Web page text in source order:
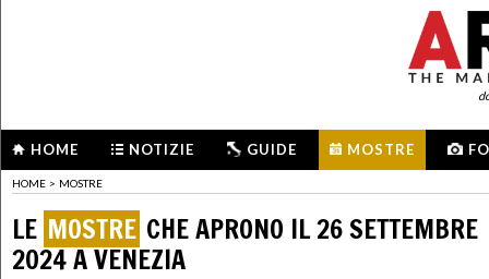
HOME NOTIZIE GUIDE MOSTRE
HOME > MOSTRE
LE MOSTRE CHE APRONO IL 26 SETTEMBRE
2024 A VENEZIA